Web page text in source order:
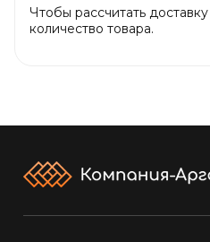
Чтобы рассчитать
количество товара.